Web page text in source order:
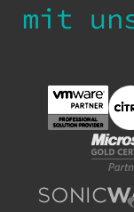
mit